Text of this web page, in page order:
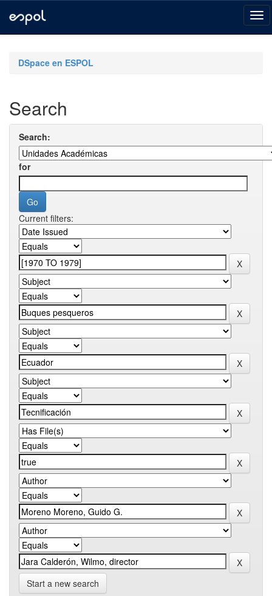
navigationDSpace en ESPOL
Search
Search:
for
Current filters:
Start a new search